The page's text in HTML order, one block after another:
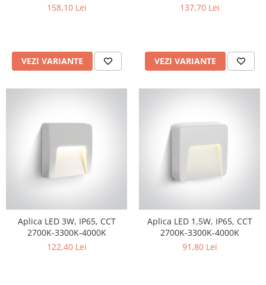
Controlere și senzori LED
Profile Aluminiu pentru Banda LED
Iluminat Industrial
Corpuri Liniare LED Industriale
Iluminat Stradal
Iluminat de Urgență
Videointerfoane Si Interfoane
Kituri Legrand
Stalpi Octogonali Galvanizati
Stalpi de Iluminat
Brate + accesorii
158,10 Lei
VEZI VARIANTE
137,70 Lei
VEZI VARIANTE
Aplica LED 3W, IP65, CCT
2700K-3300K-4000K
122,40 Lei
Aplica LED 1,5W, IP65, CCT
2700K-3300K-4000K
91,80 Lei